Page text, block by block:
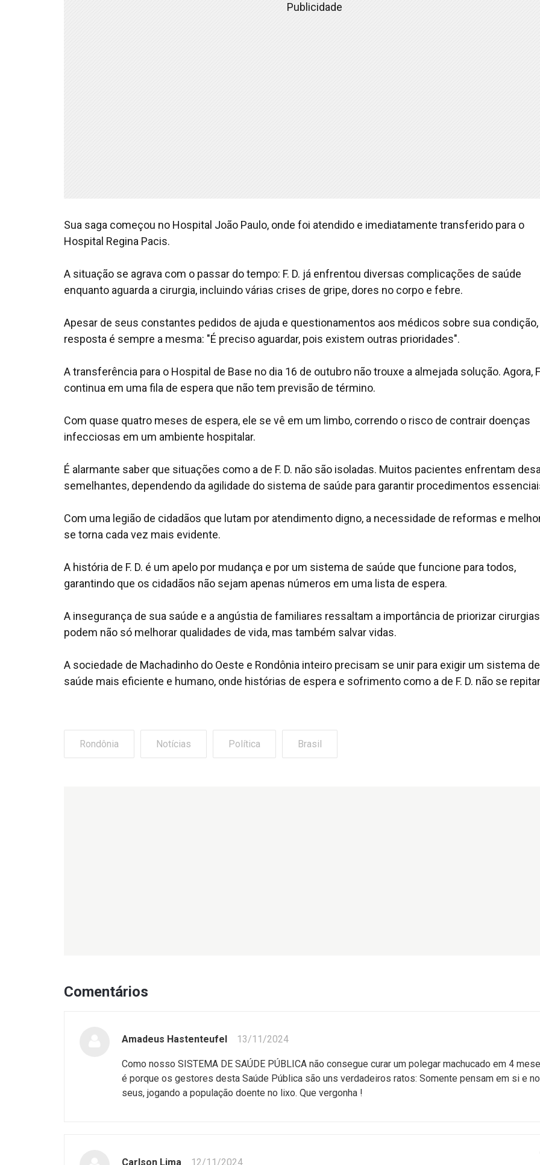
Publicidade
Sua saga começou no Hospital João Paulo, onde foi atendido e imediatamente transferido para o
Hospital Regina Pacis.
A situação se agrava com o passar do tempo: F. D. já enfrentou diversas complicações de saúde
enquanto aguarda a cirurgia, incluindo várias crises de gripe, dores no corpo e febre.
Apesar de seus constantes pedidos de ajuda e questionamentos aos médicos sobre sua condição,
resposta é sempre a mesma: "É preciso aguardar, pois existem outras prioridades".
A transferência para o Hospital de Base no dia 16 de outubro não trouxe a almejada solução. Agora,
continua em uma fila de espera que não tem previsão de término.
Com quase quatro meses de espera, ele se vê em um limbo, correndo o risco de contrair doenças
infecciosas em um ambiente hospitalar.
É alarmante saber que situações como a de F. D. não são isoladas. Muitos pacientes enfrentam
semelhantes, dependendo da agilidade do sistema de saúde para garantir procedimentos
Com uma legião de cidadãos que lutam por atendimento digno, a necessidade de reformas e
se torna cada vez mais evidente.
A história de F. D. é um apelo por mudança e por um sistema de saúde que funcione para todos,
garantindo que os cidadãos não sejam apenas números em uma lista de espera.
A insegurança de sua saúde e a angústia de familiares ressaltam a importância de priorizar
podem não só melhorar qualidades de vida, mas também salvar vidas.
A sociedade de Machadinho do Oeste e Rondônia inteiro precisam se unir para exigir um sistema de
saúde mais eficiente e humano, onde histórias de espera e sofrimento como a de F. D. não se
Rondônia Notícias Política Brasil
Comentários
Amadeus Hastenteufel 13/11/2024
Como nosso SISTEMA DE SAÚDE PÚBLICA não consegue curar um polegar machucado em 4
é porque os gestores desta Saúde Pública são uns verdadeiros ratos: Somente pensam em si e
seus, jogando a população doente no lixo. Que vergonha !
Carlson Lima 12/11/2024